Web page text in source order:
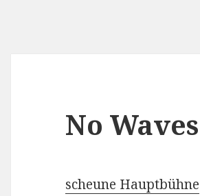
No Waves
scheune Hauptbühne